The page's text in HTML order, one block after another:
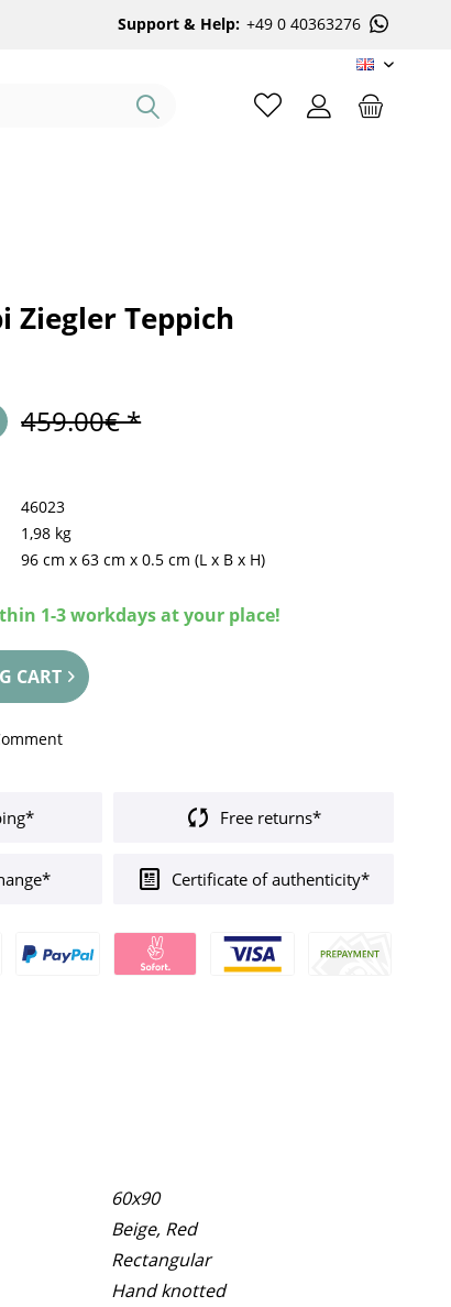
Support & Help: +49 0 40363276
EN
Ziegler Teppich
459.00€ *
46023
1,98 kg
96 cm x63 cm x0.5 cm (L x B x H)
1-3 workdays at your place!
CART
Free returns*
Certificate of authenticity*
60x90
Beige, Red
Rectangular
Hand knotted